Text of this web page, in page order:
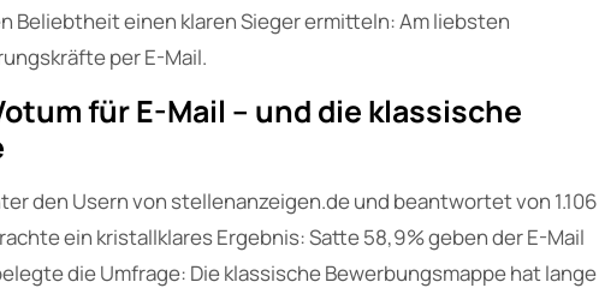
Beliebtheit einen klaren Sieger ermitteln: Am liebsten
per E-Mail.
für E-Mail – und die klassische
den Usern von stellenanzeigen.de und beantwortet von 1.106
ein kristallklares Ergebnis: Satte 58,9% geben der E-Mail
die Umfrage: Die klassische Bewerbungsmappe hat lange